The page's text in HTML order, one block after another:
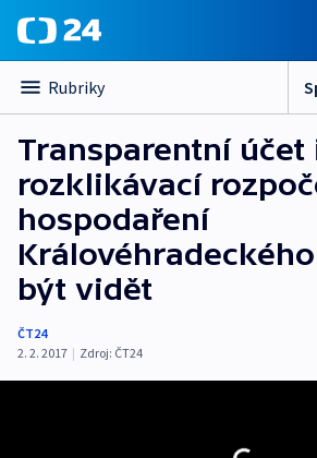
Rubriky
Transparentní účet
rozklikávací
hospodaření
být vidět
ČT24
2. 2. 2017 | Zdroj: ČT24